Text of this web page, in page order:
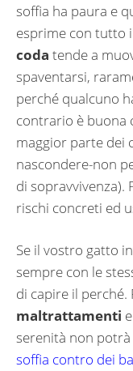
soffia ha paura e
esprime con tutto
coda tende a
spaventarsi,
perché qualcuno
contrario è buona
maggior parte dei
nascondere-non
di sopravvivenza).
rischi concreti ed
Se il vostro gatto
sempre con le
di capire il perché.
maltrattamenti
serenità non potrà
soffia contro dei